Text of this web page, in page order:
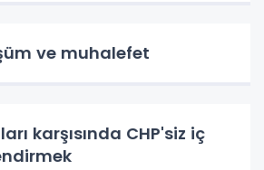
ve muhalefet
karşısında CHP'siz iç